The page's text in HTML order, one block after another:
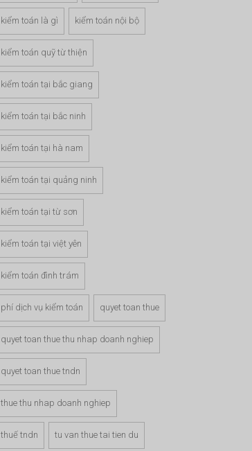
kiểm toán là gì kiểm toán nội bộ
kiểm toán quỹ từ thiện
kiểm toán tại bắc giang
kiểm toán tại bắc ninh
kiểm toán tại hà nam
kiểm toán tại quảng ninh
kiểm toán tại từ sơn
kiểm toán tại việt yên
kiểm toán đình trám
phí dịch vụ kiểm toán quyet toan thue
quyet toan thue thu nhap doanh nghiep
quyet toan thue tndn
thue thu nhap doanh nghiep
thuế tndn tu van thue tai tien du